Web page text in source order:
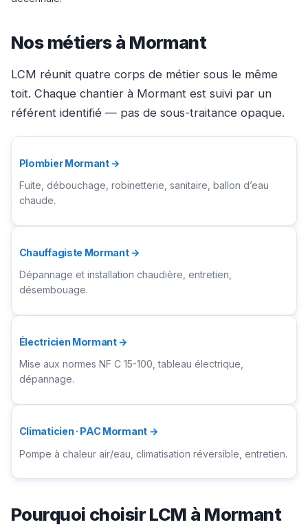
Nos métiers à Mormant
LCM réunit quatre corps de métier sous le même
toit. Chaque chantier à Mormant est suivi par un
référent identifié — pas de sous-traitance opaque.
Plombier Mormant →
Fuite, débouchage, robinetterie, sanitaire, ballon d’eau
chaude.
Chauffagiste Mormant →
Dépannage et installation chaudière, entretien,
désembouage.
Électricien Mormant →
Mise aux normes NF C 15-100, tableau électrique,
dépannage.
Climaticien · PAC Mormant →
Pompe à chaleur air/eau, climatisation réversible, entretien.
Pourquoi choisir LCM à Mormant